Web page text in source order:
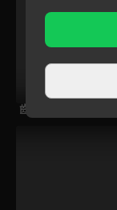
齒輪上的時空糖